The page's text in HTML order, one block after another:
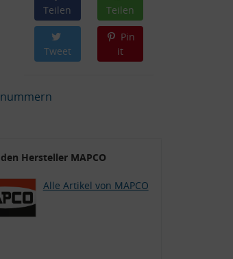
Teilen Teilen
Tweet
Pin
it
Hersteller MAPCO
Alle Artikel von MAPCO